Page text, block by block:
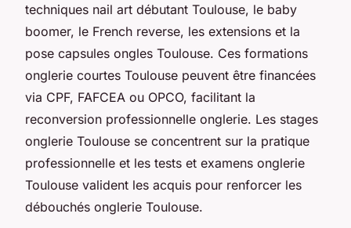
techniques nail art débutant Toulouse, le baby
boomer, le French reverse, les extensions et la
pose capsules ongles Toulouse. Ces formations
onglerie courtes Toulouse peuvent être financées
via CPF, FAFCEA ou OPCO, facilitant la
reconversion professionnelle onglerie. Les stages
onglerie Toulouse se concentrent sur la pratique
professionnelle et les tests et examens onglerie
Toulouse valident les acquis pour renforcer les
débouchés onglerie Toulouse.